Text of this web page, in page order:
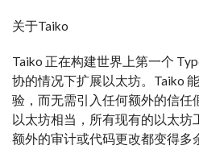
关于Taiko
Taiko 正在构建世界上第一个
协的情况下扩展以太坊。Taiko
验，而无需引入任何额外的信任
以太坊相当，所有现有的以太坊
额外的审计或代码更改都变得多